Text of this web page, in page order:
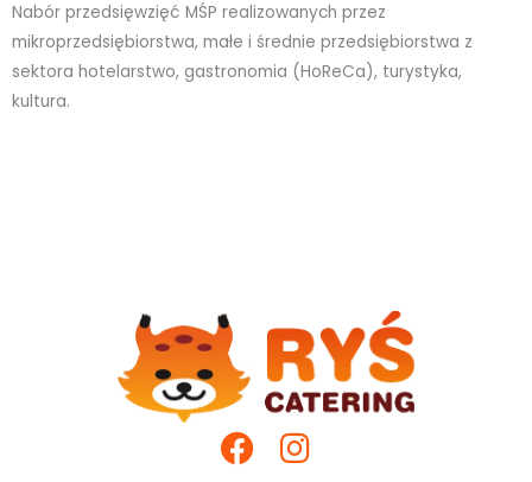
Nabór przedsięwzięć MŚP realizowanych przez
mikroprzedsiębiorstwa, małe i średnie przedsiębiorstwa z
sektora hotelarstwo, gastronomia (HoReCa), turystyka,
kultura.